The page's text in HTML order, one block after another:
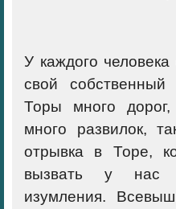
У каждого
свой
Торы много
много развилок,
отрывка в Торе,
вызвать у нас
изумления.